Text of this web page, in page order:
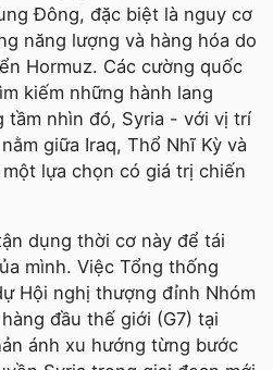
Đông, đặc biệt là nguy cơ
năng lượng và hàng hóa do
Hormuz. Các cường quốc
kiếm những hành lang
tầm nhìn đó, Syria - với vị trí
giữa Iraq, Thổ Nhĩ Kỳ và
lựa chọn có giá trị chiến
dụng thời cơ này để tái
mình. Việc Tổng thống
Hội nghị thượng đỉnh Nhóm
đầu thế giới (G7) tại
ánh xu hướng từng bước